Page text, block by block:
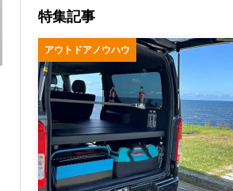
特集記事
アウトドアノウハウ